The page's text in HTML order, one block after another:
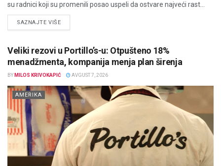
su radnici koji su promenili posao uspeli da ostvare najveći rast...
SAZNAJTE VIŠEDETAILS
Veliki rezovi u Portillo’s-u: Otpušteno 18%
menadžmenta, kompanija menja plan širenja
BY MILOS KRIVOKAPIĆ AVGUST 7, 2026
AMERIKA